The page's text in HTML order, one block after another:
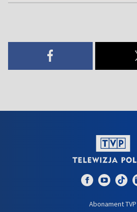
Abonament TVP